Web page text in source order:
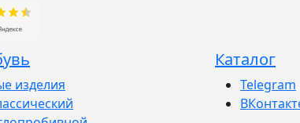
изделия
Каталог
Telegram